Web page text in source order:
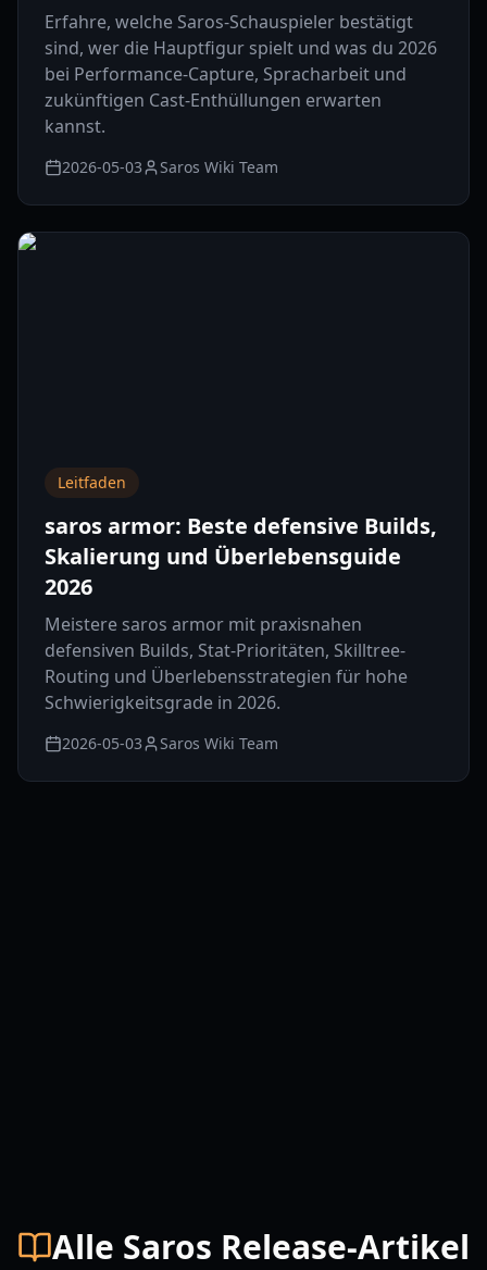
Erfahre, welche Saros-Schauspieler bestätigt
sind, wer die Hauptfigur spielt und was du 2026
bei Performance-Capture, Spracharbeit und
zukünftigen Cast-Enthüllungen erwarten
kannst.
2026-05-03 Saros Wiki Team
Leitfaden
saros armor: Beste defensive Builds,
Skalierung und Überlebensguide
2026
Meistere saros armor mit praxisnahen
defensiven Builds, Stat-Prioritäten, Skilltree-
Routing und Überlebensstrategien für hohe
Schwierigkeitsgrade in 2026.
2026-05-03 Saros Wiki Team
Alle Saros Release-Artikel